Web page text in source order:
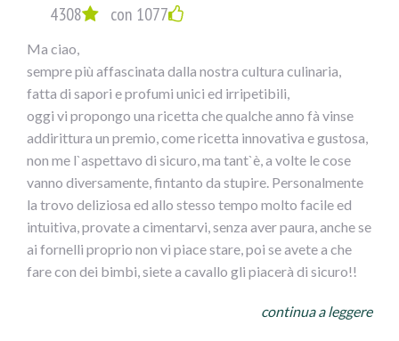
4308 con 1077
Ma ciao,
sempre più affascinata dalla nostra cultura culinaria,
fatta di sapori e profumi unici ed irripetibili,
oggi vi propongo una ricetta che qualche anno fà vinse
addirittura un premio, come ricetta innovativa e gustosa,
non me l`aspettavo di sicuro, ma tant`è, a volte le cose
vanno diversamente, fintanto da stupire. Personalmente
la trovo deliziosa ed allo stesso tempo molto facile ed
intuitiva, provate a cimentarvi, senza aver paura, anche se
ai fornelli proprio non vi piace stare, poi se avete a che
fare con dei bimbi, siete a cavallo gli piacerà di sicuro!!
continua a leggere